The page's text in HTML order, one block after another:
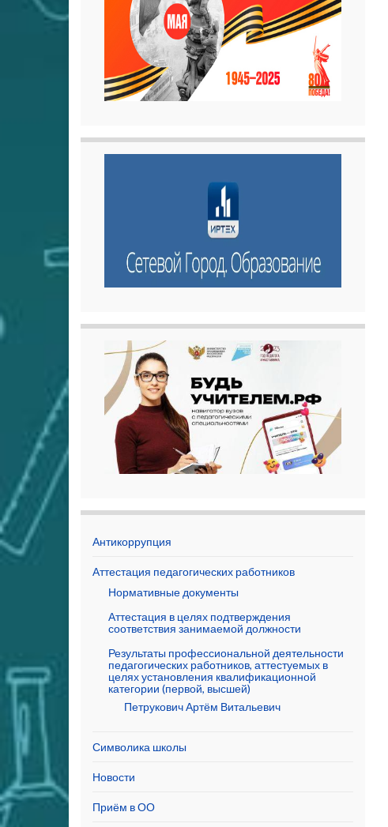
Антикоррупция
Аттестация педагогических работников
Нормативные документы
Аттестация в целях подтверждения
соответствия занимаемой должности
Результаты профессиональной деятельности
педагогических работников, аттестуемых в
целях установления квалификационной
категории (первой, высшей)
Петрукович Артём Витальевич
Символика школы
Новости
Приём в ОО